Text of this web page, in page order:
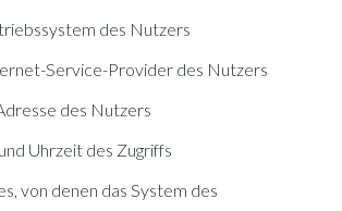
des Nutzers
Service-Provider des Nutzers
des Nutzers
Uhrzeit des Zugriffs
von denen das System des